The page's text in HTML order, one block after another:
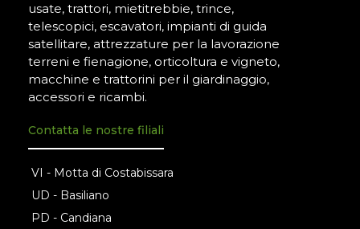
usate, trattori, mietitrebbie, trince,
telescopici, escavatori, impianti di guida
satellitare, attrezzature per la lavorazione
terreni e fienagione, orticoltura e vigneto,
macchine e trattorini per il giardinaggio,
accessori e ricambi.
Contatta le nostre filiali
VI - Motta di Costabissara
UD - Basiliano
PD - Candiana